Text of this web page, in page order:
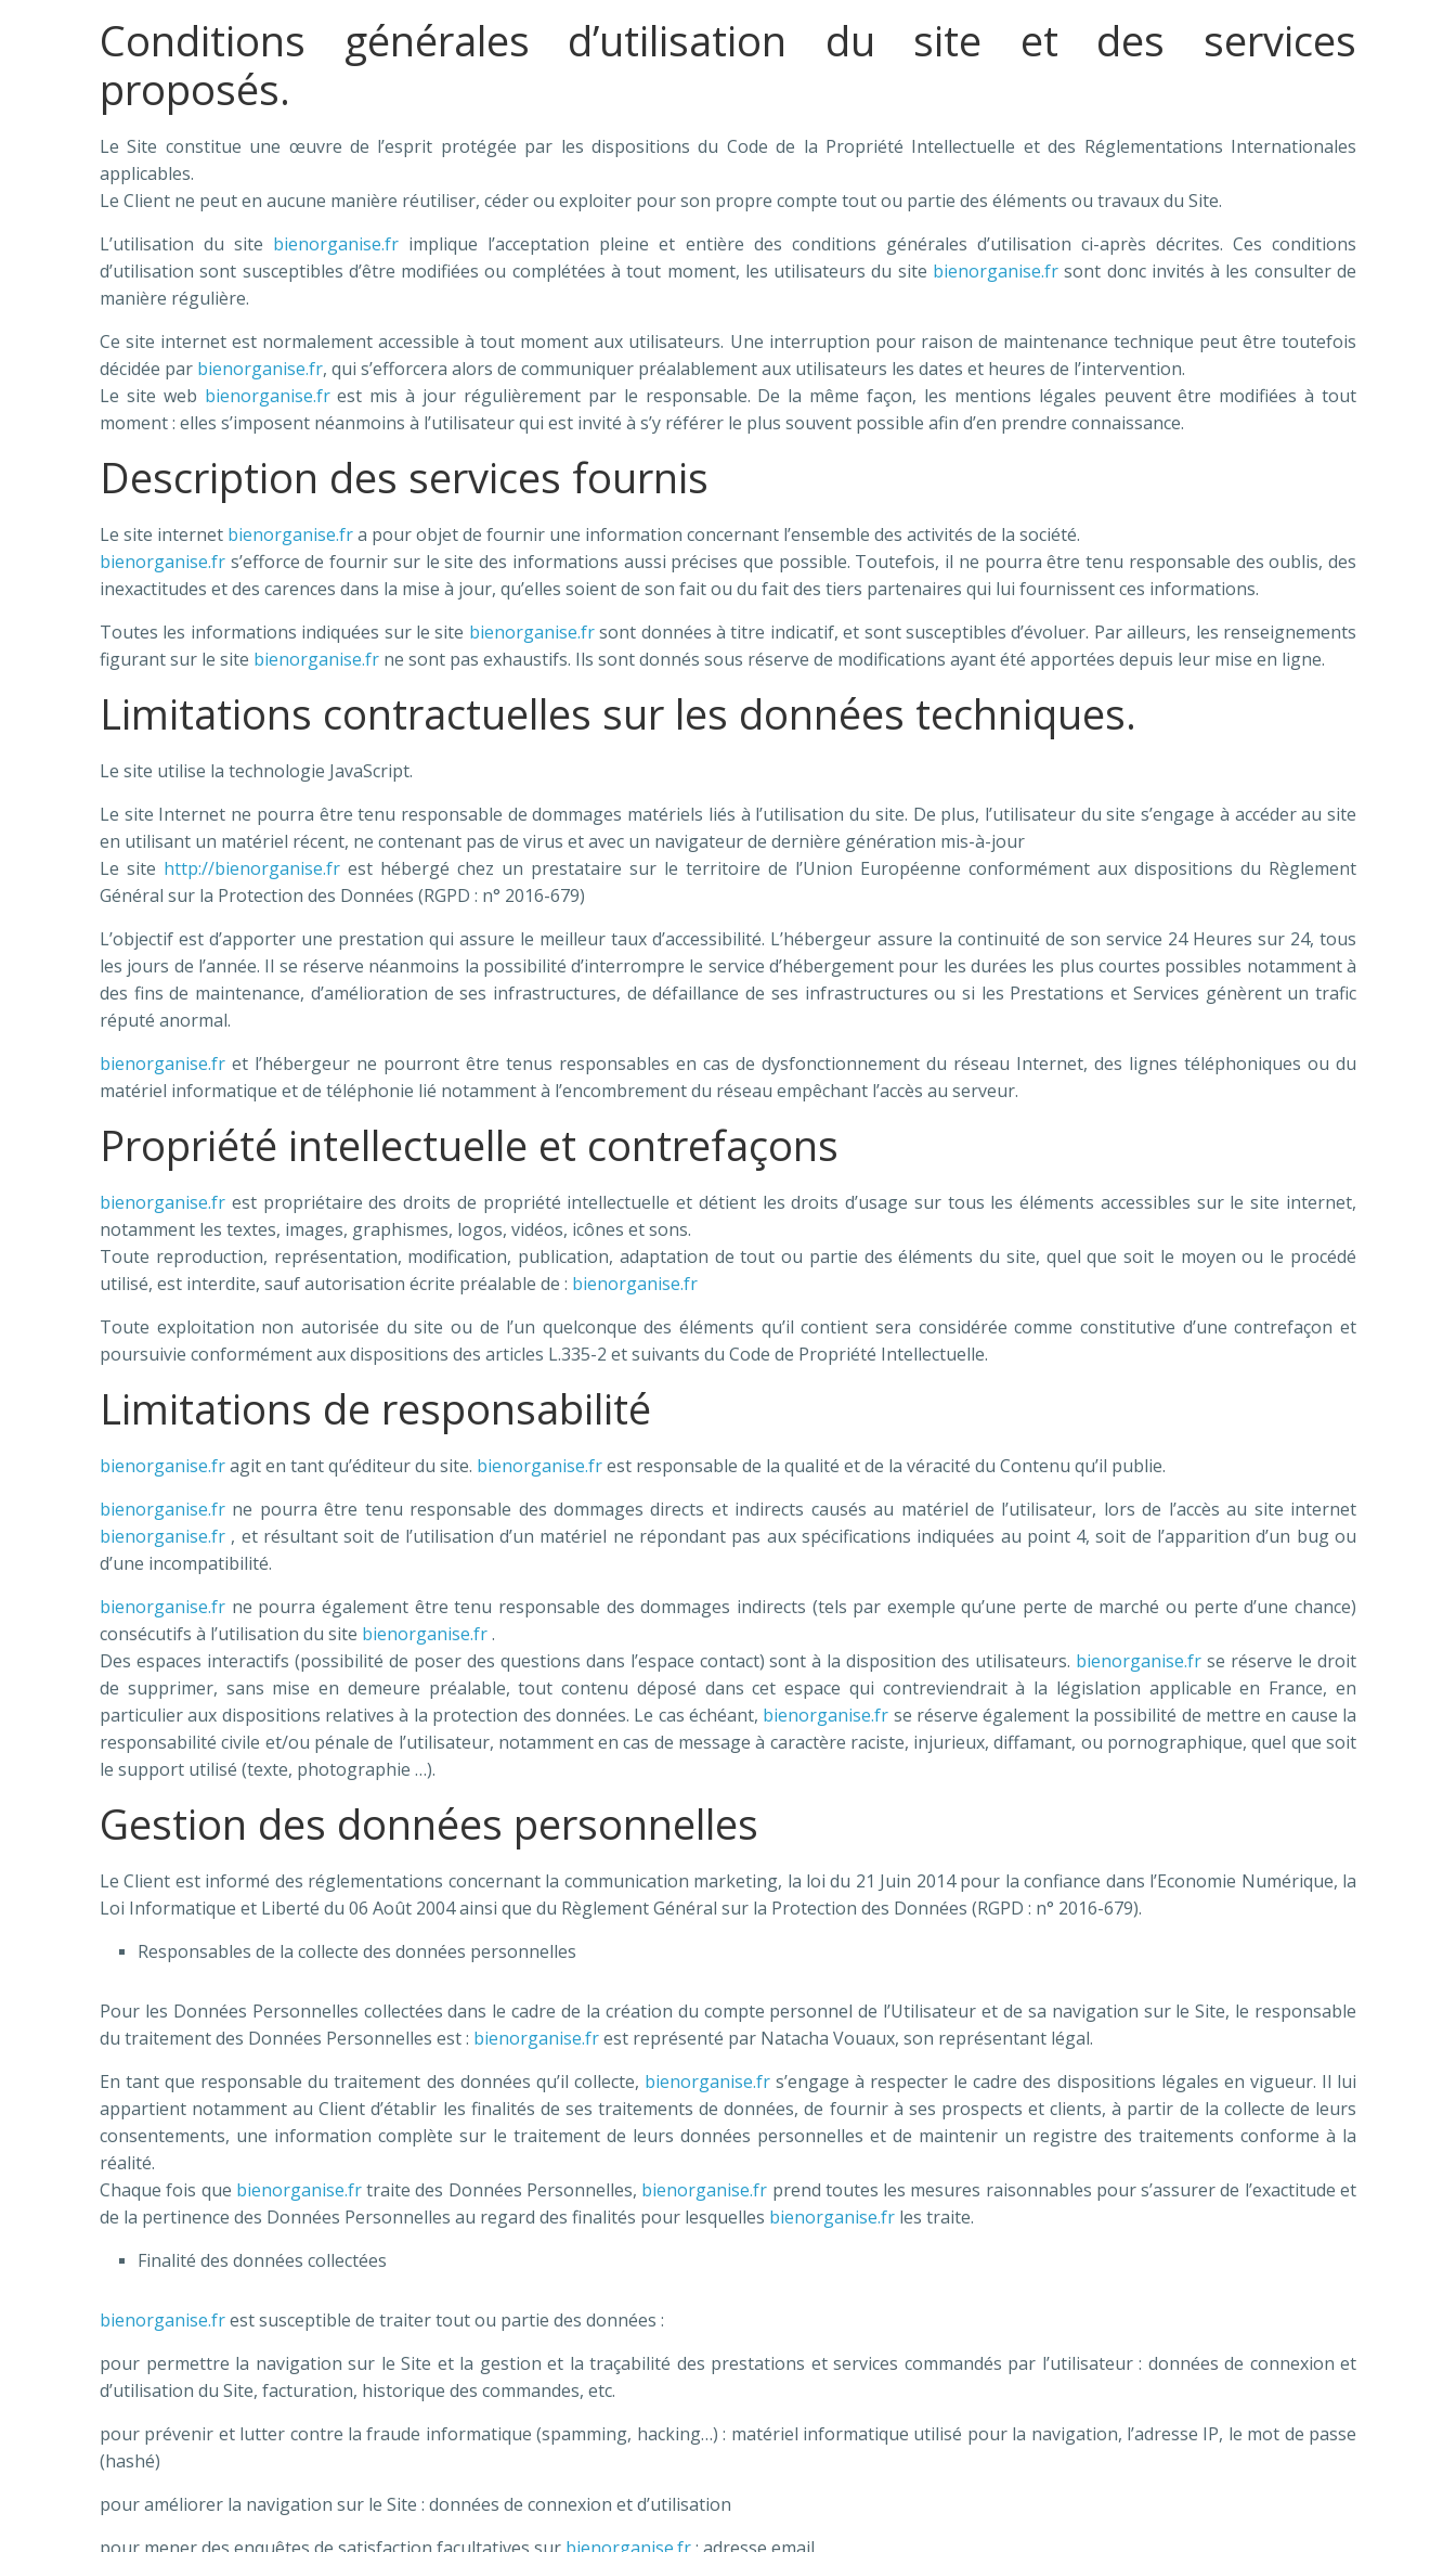
Conditions générales d’utilisation du site et des services
proposés.
Le Site constitue une œuvre de l’esprit protégée par les dispositions du Code de la Propriété Intellectuelle et des Réglementations Internationales
applicables.
Le Client ne peut en aucune manière réutiliser, céder ou exploiter pour son propre compte tout ou partie des éléments ou travaux du Site.
L’utilisation du site bienorganise.fr implique l’acceptation pleine et entière des conditions générales d’utilisation ci-après décrites. Ces conditions
d’utilisation sont susceptibles d’être modifiées ou complétées à tout moment, les utilisateurs du site bienorganise.fr sont donc invités à les consulter de
manière régulière.
Ce site internet est normalement accessible à tout moment aux utilisateurs. Une interruption pour raison de maintenance technique peut être toutefois
décidée par bienorganise.fr, qui s’efforcera alors de communiquer préalablement aux utilisateurs les dates et heures de l’intervention.
Le site web bienorganise.frest mis à jour régulièrement par le responsable. De la même façon, les mentions légales peuvent être modifiées à tout
moment : elles s’imposent néanmoins à l’utilisateur qui est invité à s’y référer le plus souvent possible afin d’en prendre connaissance.
Description des services fournis
Le site internet bienorganise.fra pour objet de fournir une information concernant l’ensemble des activités de la société.
bienorganise.fr s’efforce de fournir sur le site des informations aussi précises que possible. Toutefois, il ne pourra être tenu responsable des oublis, des
inexactitudes et des carences dans la mise à jour, qu’elles soient de son fait ou du fait des tiers partenaires qui lui fournissent ces informations.
Toutes les informations indiquées sur le site bienorganise.frsont données à titre indicatif, et sont susceptibles d’évoluer. Par ailleurs, les renseignements
figurant sur le site bienorganise.fr ne sont pas exhaustifs. Ils sont donnés sous réserve de modifications ayant été apportées depuis leur mise en ligne.
Limitations contractuelles sur les données techniques.
Le site utilise la technologie JavaScript.
Le site Internet ne pourra être tenu responsable de dommages matériels liés à l’utilisation du site. De plus, l’utilisateur du site s’engage à accéder au site
en utilisant un matériel récent, ne contenant pas de virus et avec un navigateur de dernière génération mis-à-jour
Le site http://bienorganise.fr est hébergé chez un prestataire sur le territoire de l’Union Européenne conformément aux dispositions du Règlement
Général sur la Protection des Données (RGPD : n° 2016-679)
L’objectif est d’apporter une prestation qui assure le meilleur taux d’accessibilité. L’hébergeur assure la continuité de son service 24 Heures sur 24, tous
les jours de l’année. Il se réserve néanmoins la possibilité d’interrompre le service d’hébergement pour les durées les plus courtes possibles notamment à
des fins de maintenance, d’amélioration de ses infrastructures, de défaillance de ses infrastructures ou si les Prestations et Services génèrent un trafic
réputé anormal.
bienorganise.fr et l’hébergeur ne pourront être tenus responsables en cas de dysfonctionnement du réseau Internet, des lignes téléphoniques ou du
matériel informatique et de téléphonie lié notamment à l’encombrement du réseau empêchant l’accès au serveur.
Propriété intellectuelle et contrefaçons
bienorganise.fr est propriétaire des droits de propriété intellectuelle et détient les droits d’usage sur tous les éléments accessibles sur le site internet,
notamment les textes, images, graphismes, logos, vidéos, icônes et sons.
Toute reproduction, représentation, modification, publication, adaptation de tout ou partie des éléments du site, quel que soit le moyen ou le procédé
utilisé, est interdite, sauf autorisation écrite préalable de : bienorganise.fr
Toute exploitation non autorisée du site ou de l’un quelconque des éléments qu’il contient sera considérée comme constitutive d’une contrefaçon et
poursuivie conformément aux dispositions des articles L.335-2 et suivants du Code de Propriété Intellectuelle.
Limitations de responsabilité
bienorganise.fragit en tant qu’éditeur du site. bienorganise.frest responsable de la qualité et de la véracité du Contenu qu’il publie.
bienorganise.fr ne pourra être tenu responsable des dommages directs et indirects causés au matériel de l’utilisateur, lors de l’accès au site internet
bienorganise.fr , et résultant soit de l’utilisation d’un matériel ne répondant pas aux spécifications indiquées au point 4, soit de l’apparition d’un bug ou
d’une incompatibilité.
bienorganise.fr ne pourra également être tenu responsable des dommages indirects (tels par exemple qu’une perte de marché ou perte d’une chance)
consécutifs à l’utilisation du site bienorganise.fr.
Des espaces interactifs (possibilité de poser des questions dans l’espace contact) sont à la disposition des utilisateurs. bienorganise.fr se réserve le droit
de supprimer, sans mise en demeure préalable, tout contenu déposé dans cet espace qui contreviendrait à la législation applicable en France, en
particulier aux dispositions relatives à la protection des données. Le cas échéant, bienorganise.fr se réserve également la possibilité de mettre en cause la
responsabilité civile et/ou pénale de l’utilisateur, notamment en cas de message à caractère raciste, injurieux, diffamant, ou pornographique, quel que soit
le support utilisé (texte, photographie …).
Gestion des données personnelles
Le Client est informé des réglementations concernant la communication marketing, la loi du 21 Juin 2014 pour la confiance dans l’Economie Numérique, la
Loi Informatique et Liberté du 06 Août 2004 ainsi que du Règlement Général sur la Protection des Données (RGPD : n° 2016-679).
Responsables de la collecte des données personnelles
Pour les Données Personnelles collectées dans le cadre de la création du compte personnel de l’Utilisateur et de sa navigation sur le Site, le responsable
du traitement des Données Personnelles est : bienorganise.frest représenté par Natacha Vouaux, son représentant légal.
En tant que responsable du traitement des données qu’il collecte, bienorganise.frs’engage à respecter le cadre des dispositions légales en vigueur. Il lui
appartient notamment au Client d’établir les finalités de ses traitements de données, de fournir à ses prospects et clients, à partir de la collecte de leurs
consentements, une information complète sur le traitement de leurs données personnelles et de maintenir un registre des traitements conforme à la
réalité.
Chaque fois que bienorganise.frtraite des Données Personnelles, bienorganise.fr prend toutes les mesures raisonnables pour s’assurer de l’exactitude et
de la pertinence des Données Personnelles au regard des finalités pour lesquelles bienorganise.fr les traite.
Finalité des données collectées
bienorganise.frest susceptible de traiter tout ou partie des données :
pour permettre la navigation sur le Site et la gestion et la traçabilité des prestations et services commandés par l’utilisateur : données de connexion et
d’utilisation du Site, facturation, historique des commandes, etc.
pour prévenir et lutter contre la fraude informatique (spamming, hacking…) : matériel informatique utilisé pour la navigation, l’adresse IP, le mot de passe
(hashé)
pour améliorer la navigation sur le Site : données de connexion et d’utilisation